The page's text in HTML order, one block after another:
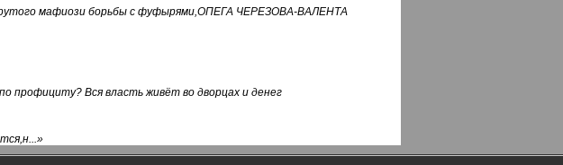
мафиози борьбы с фуфырями,ОПЕГА ЧЕРЕЗОВА-ВАЛЕНТА
профициту? Вся власть живёт во дворцах и денег
»